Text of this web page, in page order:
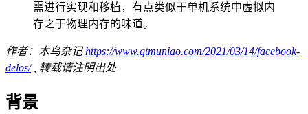
需进行实现和移植，有点类似于单机系统中虚拟内
存之于物理内存的味道。
作者：木鸟杂记https://www.qtmuniao.com/2021/03/14/facebook-
delos/, 转载请注明出处
背景